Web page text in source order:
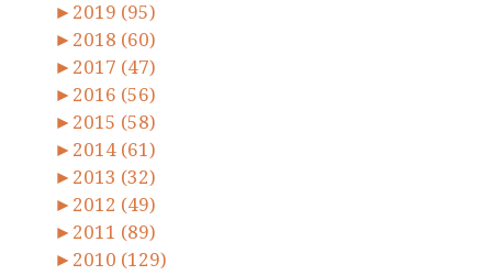
► 2019 (95)
► 2018 (60)
► 2017 (47)
► 2016 (56)
► 2015 (58)
► 2014 (61)
► 2013 (32)
► 2012 (49)
► 2011 (89)
► 2010 (129)